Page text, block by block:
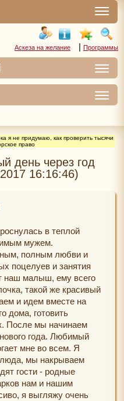
Аскеза на желание | Программы
я не придумаю, как проверить тысячи
право
день через год
16:16:46)
в теплой
мужем.
полным любви и
поцелуев и занятия
наш малыш, ему всего
такой же красивый
и идем вместе на
дома, готовить
После мы начинаем
года. Любимый
мне во всем. Я
мы накрываем
гости - родные
нам и нашим
я выгляжу очень